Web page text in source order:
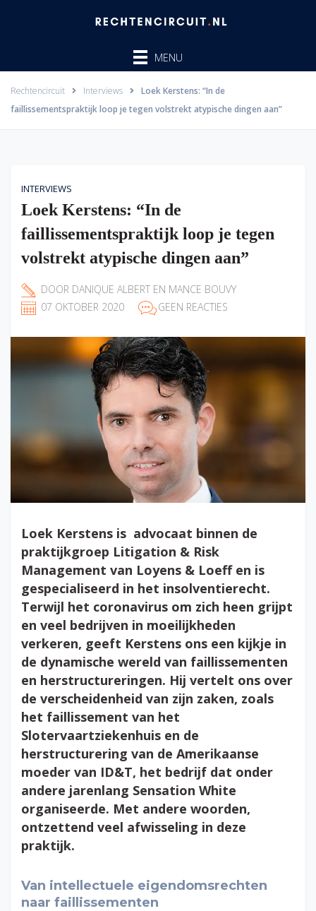
MENU
Rechtencircuit Interviews
Loek Kerstens: “In de
faillissementspraktijk loop je tegen volstrekt atypische dingen aan”
INTERVIEWS
Loek Kerstens: “In de
faillissementspraktijk loop je tegen
volstrekt atypische dingen aan”
DOOR DANIQUE ALBERT EN MANCE BOUVY
07 OKTOBER 2020
GEEN REACTIES
Loek Kerstens is advocaat binnen de
praktijkgroep Litigation & Risk
Management van Loyens & Loeff en is
gespecialiseerd in het insolventierecht.
Terwijl het coronavirus om zich heen grijpt
en veel bedrijven in moeilijkheden
verkeren, geeft Kerstens ons een kijkje in
de dynamische wereld van faillissementen
en herstructureringen. Hij vertelt ons over
de verscheidenheid van zijn zaken, zoals
het faillissement van het
Slotervaartziekenhuis en de
herstructurering van de Amerikaanse
moeder van ID&T, het bedrijf dat onder
andere jarenlang Sensation White
organiseerde. Met andere woorden,
ontzettend veel afwisseling in deze
praktijk.
Van intellectuele eigendomsrechten
naar faillissementen